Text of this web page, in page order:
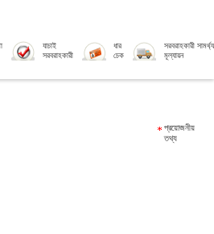
যাচাই
সরবরাহকারী
ধার
চেক
সরবরাহকারী সামর্থ্য
মূল্যায়ন
প্রয়োজনীয়
তথ্য